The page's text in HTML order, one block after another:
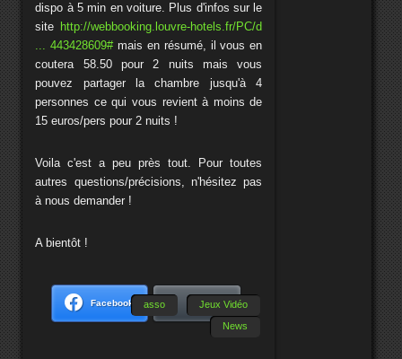
dispo à 5 min en voiture. Plus d'infos sur le
site http://webbooking.louvre-hotels.fr/PC/d
... 443428609#mais en résumé, il vous en
coutera 58.50 pour 2 nuits mais vous
pouvez partager la chambre jusqu'à 4
personnes ce qui vous revient à moins de
15 euros/pers pour 2 nuits !
Voila c'est a peu près tout. Pour toutes
autres questions/précisions, n'hésitez pas
à nous demander !
A bientôt !
Facebook Bluesky
asso
Jeux Vidéo
News